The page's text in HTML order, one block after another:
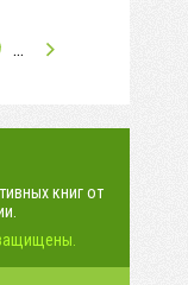
…
книг от